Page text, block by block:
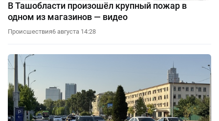
В Ташобласти произошёл крупный пожар в
одном из магазинов — видео
Происшествия6 августа 14:28